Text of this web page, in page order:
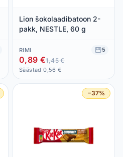
Lion šokolaadibatoon 2-
pakk, NESTLE, 60 g
RIMI 5
0,89 €1,45 €
Säästad 0,56 €
−37%